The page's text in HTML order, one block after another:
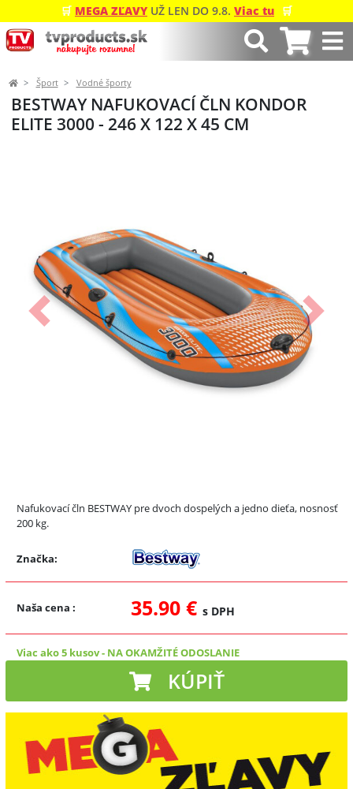
🛒 MEGA ZĽAVY UŽ LEN DO 9.8. Viac tu 🛒
Šport Vodné športy
BESTWAY NAFUKOVACÍ ČLN KONDOR
ELITE 3000 - 246 X 122 X 45 CM
Predchádzajúci Ďalší
Nafukovací čln BESTWAY pre dvoch dospelých a jedno dieťa, nosnosť
200 kg.
Značka:
Naša cena : 35.90 € s DPH
Viac ako 5 kusov- NA OKAMŽITÉ ODOSLANIE
KÚPIŤ